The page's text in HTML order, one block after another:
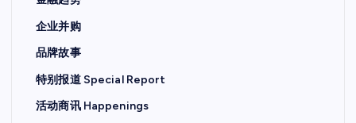
企业并购
品牌故事
特别报道 Special Report
活动商讯 Happenings